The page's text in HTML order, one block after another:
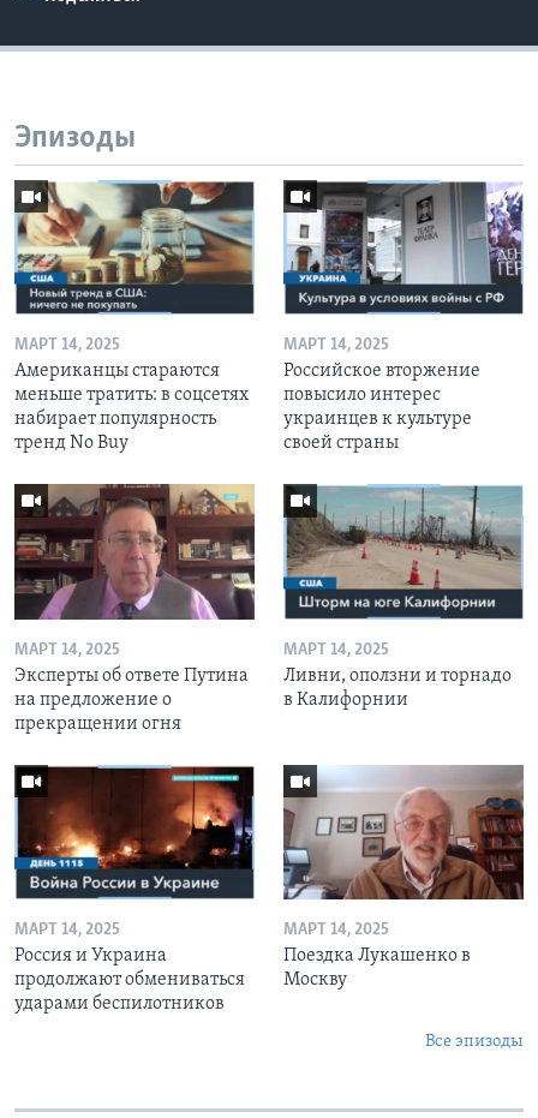
Эпизоды
МАРТ 14, 2025
Американцы стараются
меньше тратить: в соцсетях
набирает популярность
тренд No Buy
МАРТ 14, 2025
Российское вторжение
повысило интерес
украинцев к культуре
своей страны
МАРТ 14, 2025
Эксперты об ответе Путина
на предложение о
прекращении огня
МАРТ 14, 2025
Ливни, оползни и торнадо
в Калифорнии
МАРТ 14, 2025
Россия и Украина
продолжают обмениваться
ударами беспилотников
МАРТ 14, 2025
Поездка Лукашенко в
Москву
Все эпизоды